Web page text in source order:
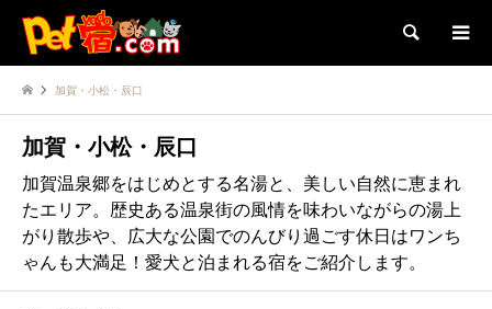
検索
加賀・小松・辰口
加賀・小松・辰口
加賀温泉郷をはじめとする名湯と、美しい自然に恵まれ
たエリア。歴史ある温泉街の風情を味わいながらの湯上
がり散歩や、広大な公園でのんびり過ごす休日はワンち
ゃんも大満足！愛犬と泊まれる宿をご紹介します。